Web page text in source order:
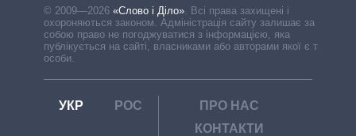
© 2009—2026 «Слово і Діло». Всі права захищені і
охороняються законом. Адміністрація сайту залишає за
собою право не погоджуватися з інформацією, яка
публікується на сайті, власниками або авторами якої є треті
особи.
УКР РОС
ПРО НАС
КОНТАКТИ